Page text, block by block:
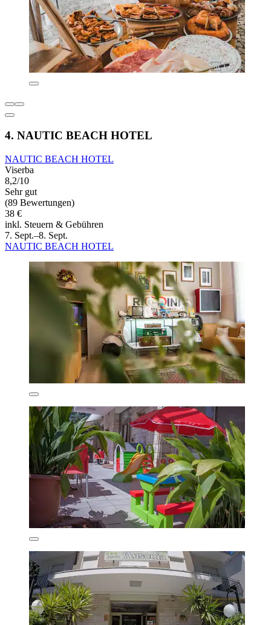
4. NAUTIC BEACH HOTEL
NAUTIC BEACH HOTEL
Viserba
8,2/10
Sehr gut
(89 Bewertungen)
38 €
inkl. Steuern & Gebühren
7. Sept.–8. Sept.
NAUTIC BEACH HOTEL